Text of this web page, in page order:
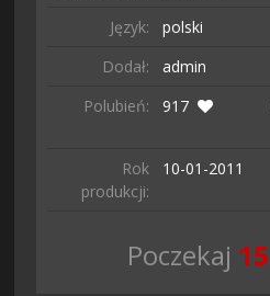
Język:
polski
Dodał:
admin
Polubień:
917
Rok
produkcji:
10-01-2011
Poczekaj 14